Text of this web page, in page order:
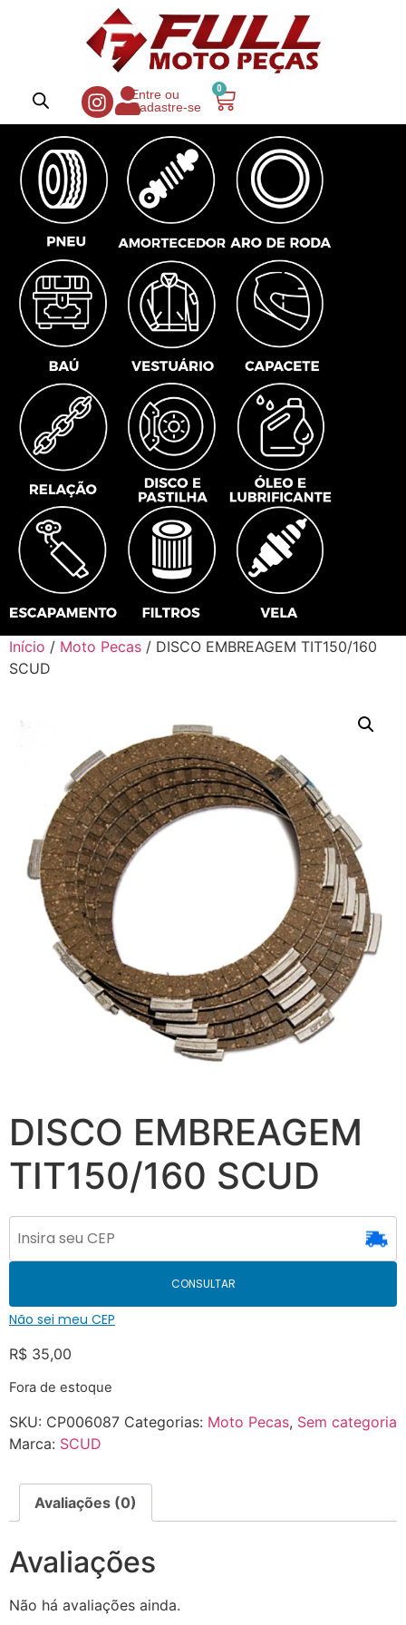
Entre ou
Cadastre-se
0
Início / Moto Pecas / DISCO EMBREAGEM TIT150/160
SCUD
DISCO EMBREAGEM
TIT150/160 SCUD
CONSULTAR
Não sei meu CEP
R$ 35,00
Fora de estoque
SKU: CP006087 Categorias: Moto Pecas, Sem categoria
Marca: SCUD
Avaliações (0)
Avaliações
Não há avaliações ainda.